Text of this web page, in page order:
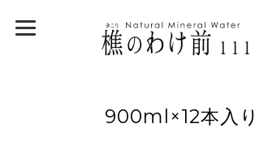
900ml×12本入り